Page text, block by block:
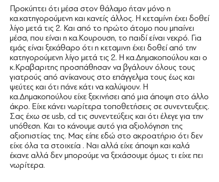
Προκύπτει ότι μέσα στον θάλαμο ήταν μόνο η
κα.κατηγορούμενη και κανείς άλλος. Η κεταμίνη έχει δοθεί
λίγο μετά τις 2. Και από το πρώτο άτομο που μπαίνει
μέσα, που είναι η κα.Κουρουση, το παιδί είναι νεκρό. Για
εμάς είναι ξεκάθαρο ότι η κεταμινη έχει δοθεί από την
κατηγορούμενη λίγο μετά τις 2. Η κα.Δημακοπούλου και ο
κ.Κραβαριτης προσπάθησαν να βγάλουν όλους τους
γιατρούς από ανίκανους στο επάγγελμα τους έως και
ψεύτες και ότι πάνε κάτι να καλύψουν. Η
κα.Δημακοπούλου είχε ξεκινήσει από μια άποψη στο άλλο
άκρο. Είχε κάνει νωρίτερα τοποθετήσεις σε συνεντευξεις.
Σας έχω σε usb, cd τις συνεντεύξεις και ότι έλεγε για την
υπόθεση. Και το κάνουμε αυτό για αξιολόγηση της
αξιοπιστίας της. Μας είπε εδώ στο ακροατήριο ότι δεν
είχε όλα τα στοιχεία . Ναι αλλά είχε άποψη και καλά
έκανε αλλά δεν μπορούμε να ξεχάσουμε όμως τι είχε πει
νωρίτερα.